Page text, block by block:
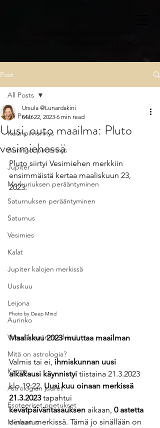
Post
All Posts
Kuunpimennys
Auringonpimennys
Jupiter
Merkuriuksen perääntyminen
Saturnuksen perääntyminen
Saturnus
Vesimies
Kalat
Jupiter kalojen merkissä
Uusikuu
Leijona
Aurinko
Venus kauriin merkissä
Mitä on astrologia?
Karma
Astrologian juuret
Esoteeriset opetukset
Merkurius
All Posts
Uusi, outo maailma: Pluto
vesimiehessä
Ursula @Lunardakini
Mar 22, 2023 6 min read
Pluto siirtyi Vesimiehen merkkiin
ensimmäistä kertaa maaliskuun 23,
2023.
Photo by Deep Mind
Maaliskuu 2023 muuttaa maailman
Valmis tai ei, ihmiskunnan uusi
aikakausi käynnistyi tiistaina 21.3.2023
klo 19:22. Uusi kuu oinaan merkissä
21.3.2023 tapahtui
kevätpäiväntasauksen aikaan, 0 astetta
oinaan merkissä. Tämä jo sinällään on